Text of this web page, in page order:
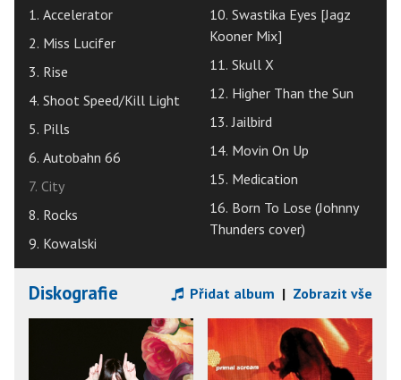
1. Accelerator
2. Miss Lucifer
3. Rise
4. Shoot Speed/Kill Light
5. Pills
6. Autobahn 66
7. City
8. Rocks
9. Kowalski
10. Swastika Eyes [Jagz
Kooner Mix]
11. Skull X
12. Higher Than the Sun
13. Jailbird
14. Movin On Up
15. Medication
16. Born To Lose (Johnny
Thunders cover)
Diskografie Přidat album | Zobrazit vše